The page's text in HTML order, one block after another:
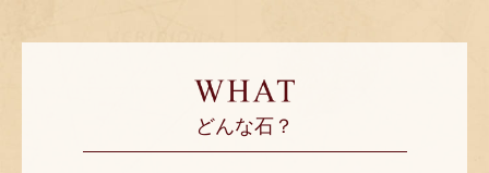
どんな石？